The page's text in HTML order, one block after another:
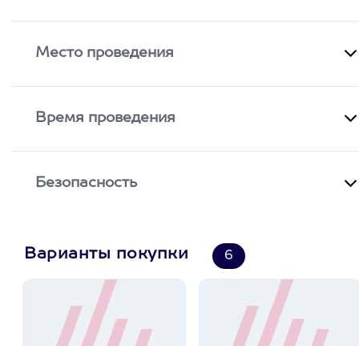
Место проведения
Время проведения
Безопасность
Варианты покупки 6